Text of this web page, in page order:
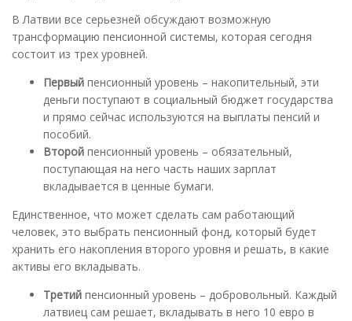
В Латвии все серьезней обсуждают возможную
трансформацию пенсионной системы, которая сегодня
состоит из трех уровней.
Первый пенсионный уровень – накопительный, эти
деньги поступают в социальный бюджет государства
и прямо сейчас используются на выплаты пенсий и
пособий.
Второй пенсионный уровень – обязательный,
поступающая на него часть наших зарплат
вкладывается в ценные бумаги.
Единственное, что может сделать сам работающий
человек, это выбрать пенсионный фонд, который будет
хранить его накопления второго уровня и решать, в какие
активы его вкладывать.
Третий пенсионный уровень – добровольный. Каждый
латвиец сам решает, вкладывать в него 10 евро в